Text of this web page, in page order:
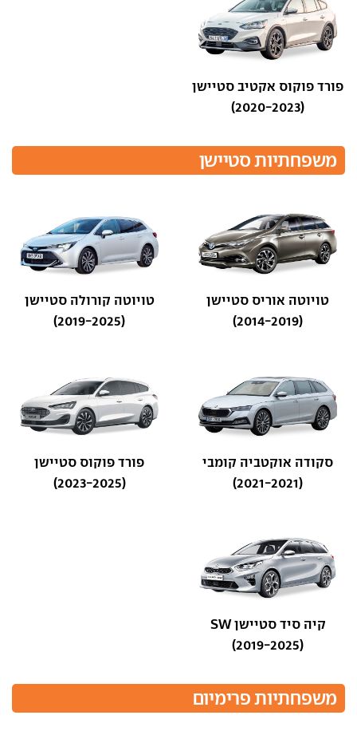
פורד פוקוס אקטיב סטיישן
(2020-2023)
משפחתיות סטיישן
טויוטה אוריס סטיישן
(2014-2019)
טויוטה קורולה סטיישן
(2019-2025)
סקודה אוקטביה קומבי
(2021-2021)
פורד פוקוס סטיישן
(2023-2025)
קיה סיד סטיישן SW
(2019-2025)
משפחתיות פרימיום